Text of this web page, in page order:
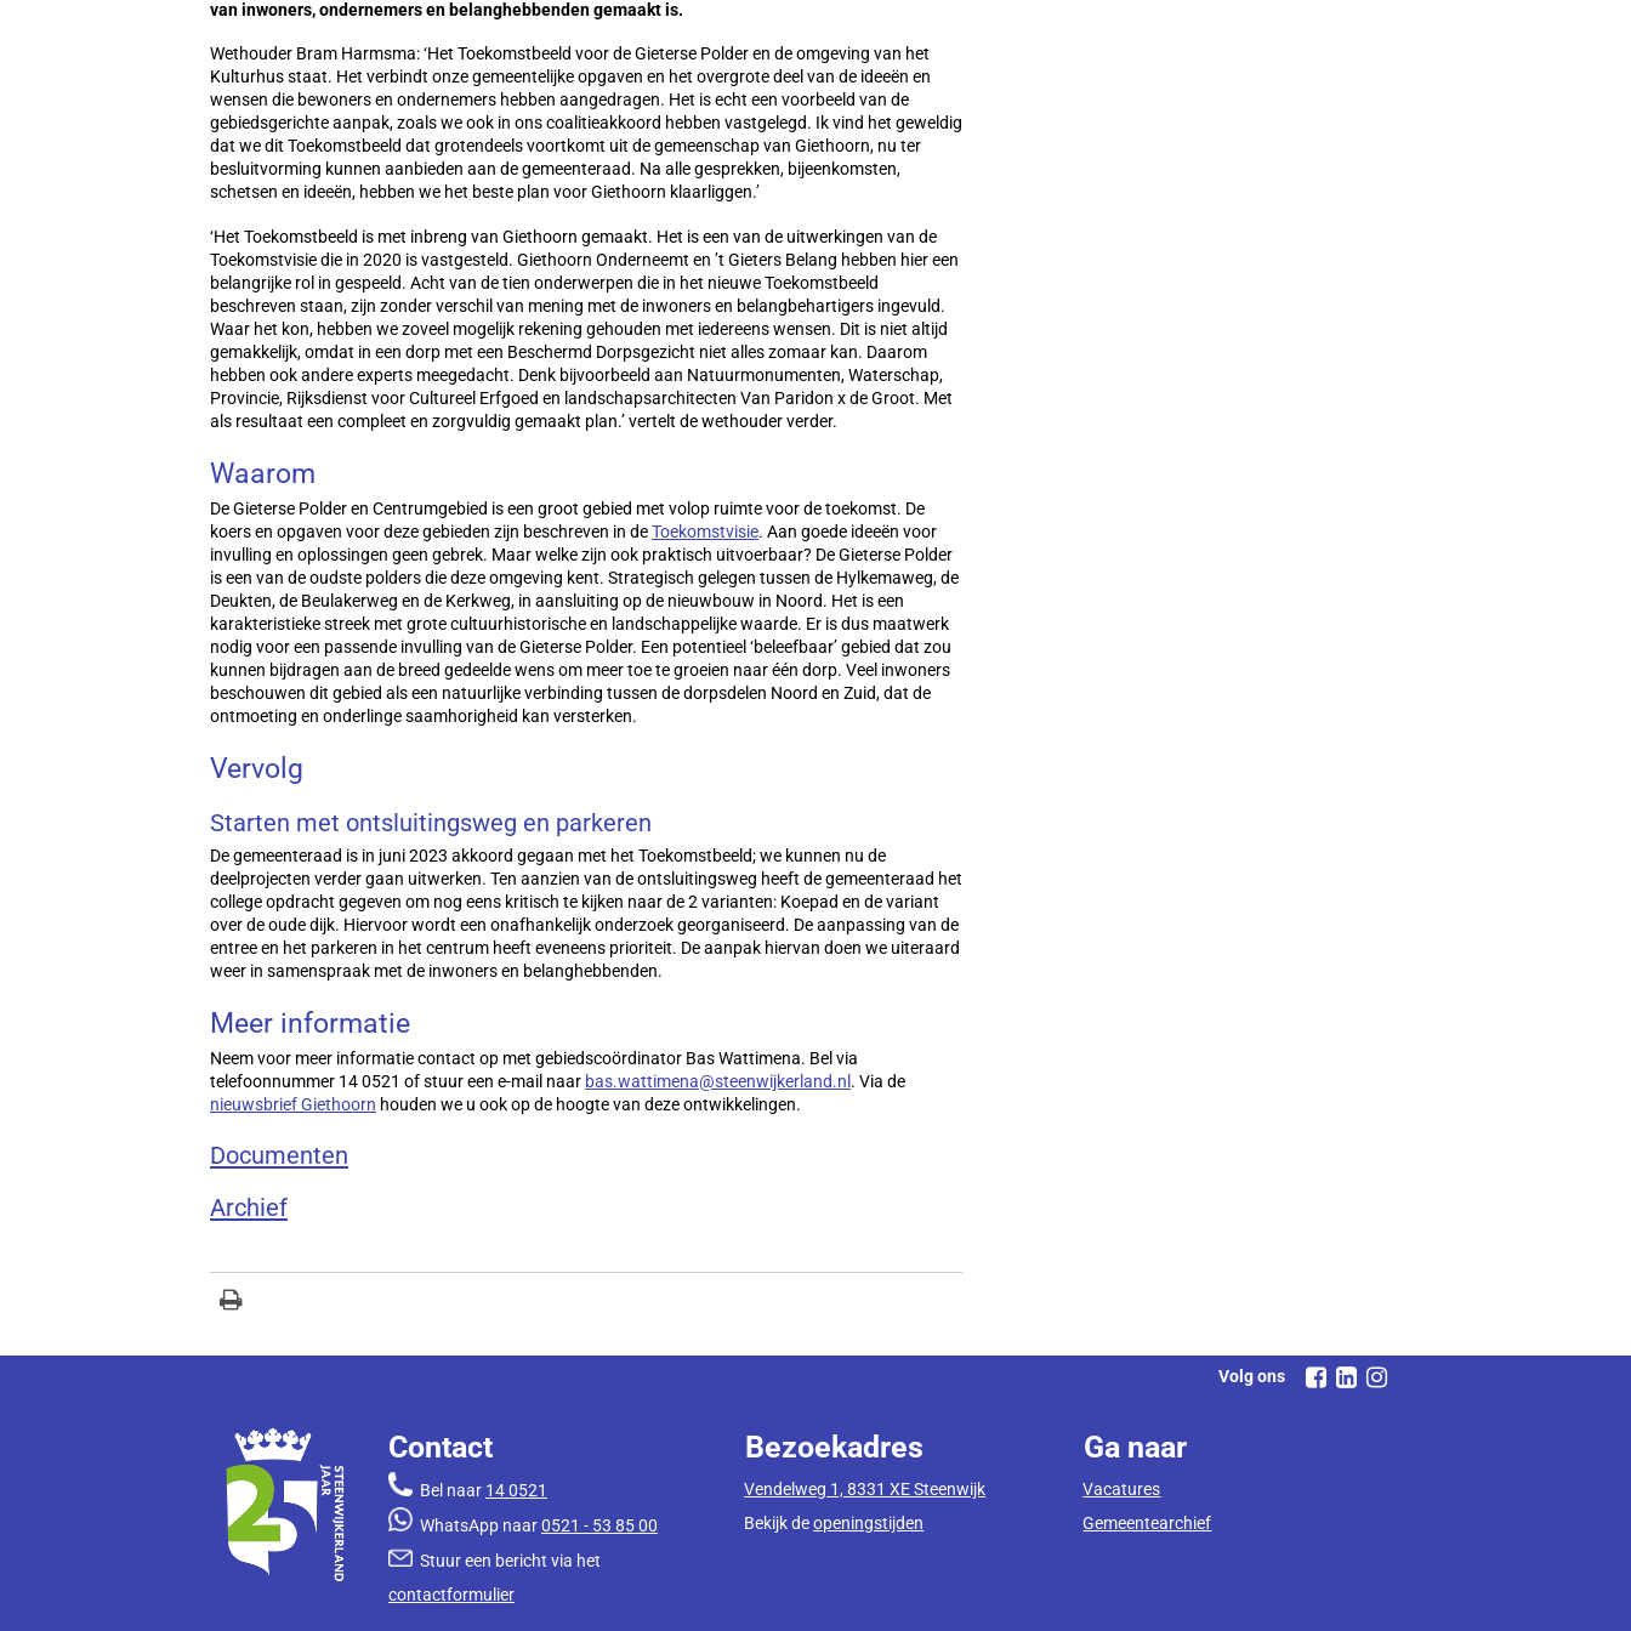
van inwoners, ondernemers en belanghebbenden gemaakt is.
Wethouder Bram Harmsma: ‘Het Toekomstbeeld voor de Gieterse Polder en de omgeving van het
Kulturhus staat. Het verbindt onze gemeentelijke opgaven en het overgrote deel van de ideeën en
wensen die bewoners en ondernemers hebben aangedragen. Het is echt een voorbeeld van de
gebiedsgerichte aanpak, zoals we ook in ons coalitieakkoord hebben vastgelegd. Ik vind het geweldig
dat we dit Toekomstbeeld dat grotendeels voortkomt uit de gemeenschap van Giethoorn, nu ter
besluitvorming kunnen aanbieden aan de gemeenteraad. Na alle gesprekken, bijeenkomsten,
schetsen en ideeën, hebben we het beste plan voor Giethoorn klaarliggen.’
‘Het Toekomstbeeld is met inbreng van Giethoorn gemaakt. Het is een van de uitwerkingen van de
Toekomstvisie die in 2020 is vastgesteld. Giethoorn Onderneemt en ’t Gieters Belang hebben hier een
belangrijke rol in gespeeld. Acht van de tien onderwerpen die in het nieuwe Toekomstbeeld
beschreven staan, zijn zonder verschil van mening met de inwoners en belangbehartigers ingevuld.
Waar het kon, hebben we zoveel mogelijk rekening gehouden met iedereens wensen. Dit is niet altijd
gemakkelijk, omdat in een dorp met een Beschermd Dorpsgezicht niet alles zomaar kan. Daarom
hebben ook andere experts meegedacht. Denk bijvoorbeeld aan Natuurmonumenten, Waterschap,
Provincie, Rijksdienst voor Cultureel Erfgoed en landschapsarchitecten Van Paridon x de Groot. Met
als resultaat een compleet en zorgvuldig gemaakt plan.’ vertelt de wethouder verder.
Waarom
De Gieterse Polder en Centrumgebied is een groot gebied met volop ruimte voor de toekomst. De
koers en opgaven voor deze gebieden zijn beschreven in deToekomstvisie. Aan goede ideeën voor
invulling en oplossingen geen gebrek. Maar welke zijn ook praktisch uitvoerbaar? De Gieterse Polder
is een van de oudste polders die deze omgeving kent. Strategisch gelegen tussen de Hylkemaweg, de
Deukten, de Beulakerweg en de Kerkweg, in aansluiting op de nieuwbouw in Noord. Het is een
karakteristieke streek met grote cultuurhistorische en landschappelijke waarde. Er is dus maatwerk
nodig voor een passende invulling van de Gieterse Polder. Een potentieel ‘beleefbaar’ gebied dat zou
kunnen bijdragen aan de breed gedeelde wens om meer toe te groeien naar één dorp. Veel inwoners
beschouwen dit gebied als een natuurlijke verbinding tussen de dorpsdelen Noord en Zuid, dat de
ontmoeting en onderlinge saamhorigheid kan versterken.
Vervolg
Starten met ontsluitingsweg en parkeren
De gemeenteraad is in juni 2023 akkoord gegaan met het Toekomstbeeld; we kunnen nu de
deelprojecten verder gaan uitwerken. Ten aanzien van de ontsluitingsweg heeft de gemeenteraad het
college opdracht gegeven om nog eens kritisch te kijken naar de 2 varianten: Koepad en de variant
over de oude dijk. Hiervoor wordt een onafhankelijk onderzoek georganiseerd. De aanpassing van de
entree en het parkeren in het centrum heeft eveneens prioriteit. De aanpak hiervan doen we uiteraard
weer in samenspraak met de inwoners en belanghebbenden.
Meer informatie
Neem voor meer informatie contact op met gebiedscoördinator Bas Wattimena. Bel via
telefoonnummer 14 0521 of stuur een e-mail naar bas.wattimena@steenwijkerland.nl. Via de
nieuwsbrief Giethoorn houden we u ook op de hoogte van deze ontwikkelingen.
Documenten
Archief
Volg ons
Contact
Bel naar 14 0521
WhatsApp naar0521 - 53 85 00
Stuur een bericht via het
contactformulier
Bezoekadres
Vendelweg 1, 8331 XE Steenwijk
Bekijk deopeningstijden
Ga naar
Vacatures
Gemeentearchief